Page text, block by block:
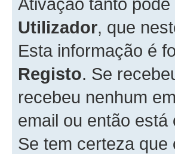
Utilizador, que
Esta informação é
Registo. Se
recebeu nenhum
email ou então
Se tem certeza que